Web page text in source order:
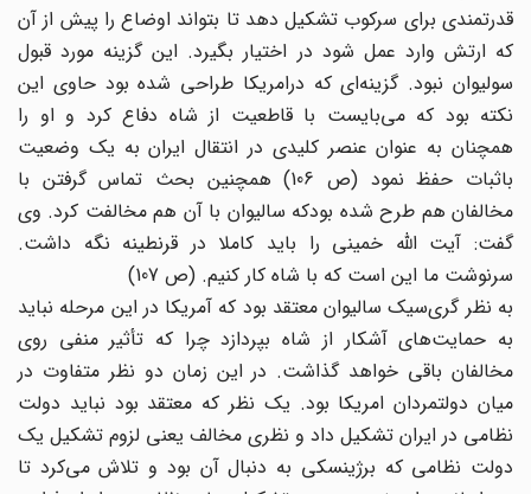
قدرتمندی برای سرکوب تشکیل دهد تا بتواند اوضاع را پیش از آن
که ارتش وارد عمل شود در اختیار بگیرد. این گزینه مورد قبول
سولیوان نبود. گزینه‌ای که درامریکا طراحی شده بود حاوی این
نکته بود که می‌بایست با قاطعیت از شاه دفاع کرد و او را
همچنان به عنوان عنصر کلیدی در انتقال ایران به یک وضعیت
باثبات حفظ نمود (ص 106) همچنین بحث تماس گرفتن با
مخالفان هم طرح شده بودکه سالیوان با ‌آن هم مخالفت کرد. وی
گفت: آیت‌ الله خمینی را باید کاملا در قرنطینه نگه داشت.
سرنوشت ما این است که با شاه کار کنیم. (ص 107)
به نظر گری‌سیک سالیوان معتقد بود که آمریکا در این مرحله نباید
به حمایت‌های آشکار از شاه بپردازد چرا که تأثیر منفی روی
مخالفان باقی خواهد گذاشت. در این زمان دو نظر متفاوت در
میان دولتمردان امریکا بود. یک نظر که معتقد بود نباید دولت
نظامی در ایران تشکیل داد و نظری مخالف یعنی لزوم تشکیل یک
دولت نظامی که برژینسکی به دنبال آن بود و تلاش می‌کرد تا